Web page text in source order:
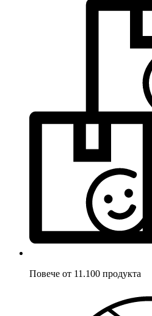
Повече от 11.100 продукта